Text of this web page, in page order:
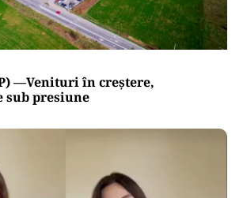
—Venituri în creștere,
presiune